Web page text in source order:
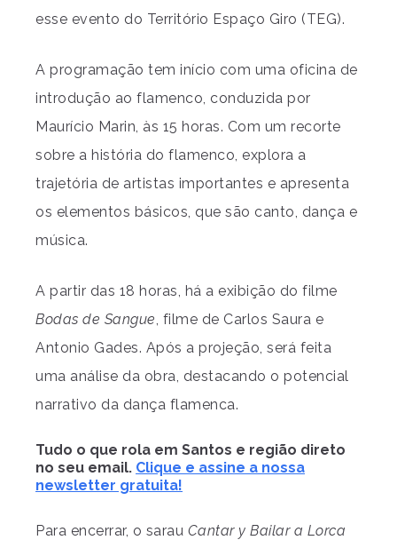
esse evento do Território Espaço Giro (TEG).
A programação tem início com uma oficina de
introdução ao flamenco, conduzida por
Maurício Marin, às 15 horas. Com um recorte
sobre a história do flamenco, explora a
trajetória de artistas importantes e apresenta
os elementos básicos, que são canto, dança e
música.
A partir das 18 horas, há a exibição do filme
Bodas de Sangue, filme de Carlos Saura e
Antonio Gades. Após a projeção, será feita
uma análise da obra, destacando o potencial
narrativo da dança flamenca.
Tudo o que rola em Santos e região direto
no seu email. Clique e assine a nossa
newsletter gratuita!
Para encerrar, o sarau Cantar y Bailar a Lorca